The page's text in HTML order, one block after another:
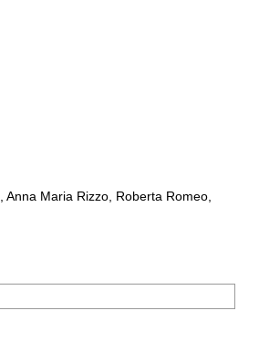
Maria Rizzo, Roberta Romeo,